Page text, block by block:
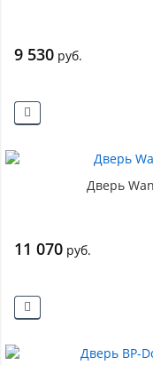
9 530 руб.
Дверь
11 070 руб.